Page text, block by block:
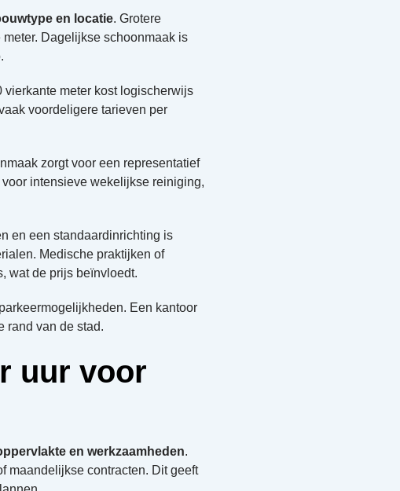
en locatie. Grotere
Dagelijkse schoonmaak is
vierkante meter kost logischerwijs
voordeligere tarieven per
zorgt voor een representatief
intensieve wekelijkse reiniging,
en een standaardinrichting is
Medische praktijken of
wat de prijs beïnvloedt.
Een kantoor
rand van de stad.
uur voor
en werkzaamheden.
maandelijkse contracten. Dit geeft